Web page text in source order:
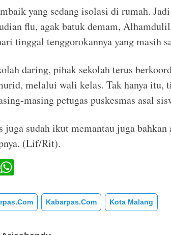
yang sedang isolasi di rumah.
flu, agak batuk demam,
tinggal tenggorokannya yang masih
daring, pihak sekolah terus
melalui wali kelas. Tak hanya itu,
masing petugas puskesmas asal
juga sudah ikut memantau juga
(Lif/Rit).
T
at
s
Kabarpas.com Kota Malang